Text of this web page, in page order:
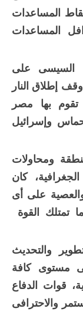
المساعدات
المساعدات
السيسى على
إطلاق النار
بها مصر
وإسرائيل
ومحاولات
كان
على أى
تمتلك القوة
التطوير والتحديث
مستوى كافة
قوات الدفاع
والاحترافى